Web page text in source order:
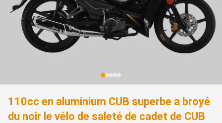
110cc en aluminium CUB superbe a broyé
du noir le vélo de saleté de cadet de CUB